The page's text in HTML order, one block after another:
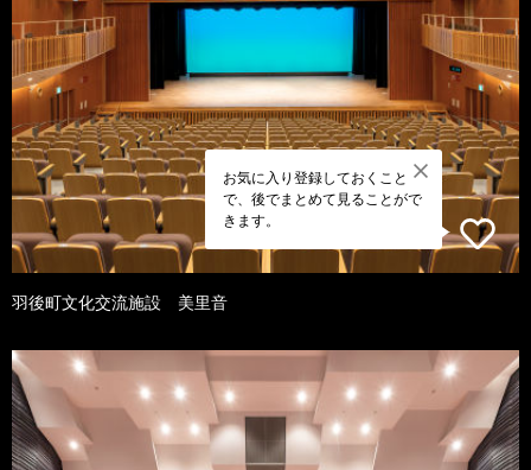
お気に入り登録しておくこと
で、後でまとめて見ることがで
きます。
羽後町文化交流施設 美里音